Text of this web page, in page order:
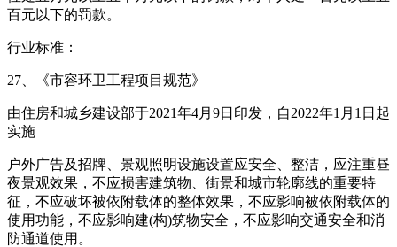
百元以下的罚款。
行业标准：
27、《市容环卫工程项目规范》
由住房和城乡建设部于2021年4月9日印发，自2022年1月1日起
实施
户外广告及招牌、景观照明设施设置应安全、整洁，应注重昼
夜景观效果，不应损害建筑物、街景和城市轮廓线的重要特
征，不应破坏被依附载体的整体效果，不应影响被依附载体的
使用功能，不应影响建(构)筑物安全，不应影响交通安全和消
防通道使用。